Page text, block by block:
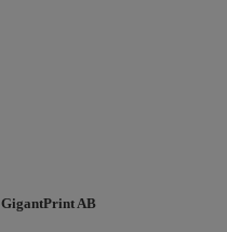
GigantPrint AB